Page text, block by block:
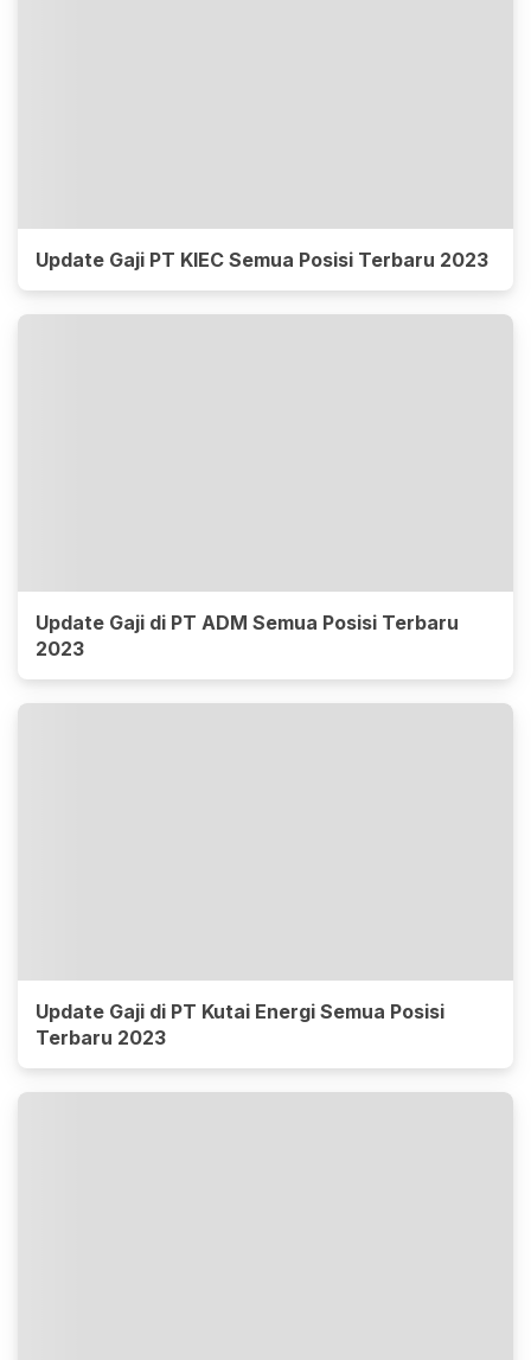
Update Gaji PT KIEC Semua Posisi Terbaru 2023
Update Gaji di PT ADM Semua Posisi Terbaru
2023
Update Gaji di PT Kutai Energi Semua Posisi
Terbaru 2023